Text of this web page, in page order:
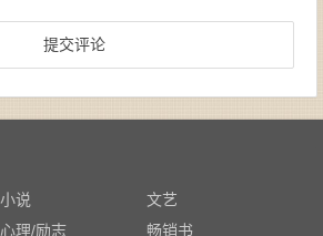
小说
文艺
心理/励志 畅销书